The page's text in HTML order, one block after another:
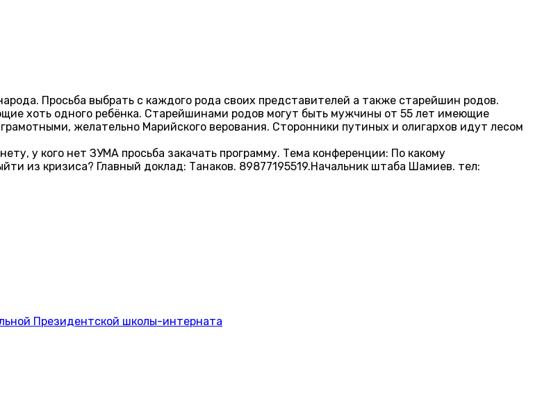
Просьба выбрать с каждого рода своих представителей а также старейшин родов.
хоть одного ребёнка. Старейшинами родов могут быть мужчины от 55 лет имеющие
желательно Марийского верования. Сторонники путиных и олигархов идут лесом
у кого нет ЗУМА просьба закачать программу. Тема конференции: По какому
из кризиса? Главный доклад: Танаков. 89877195519.Начальник штаба Шамиев. тел:
Президентской школы-интерната